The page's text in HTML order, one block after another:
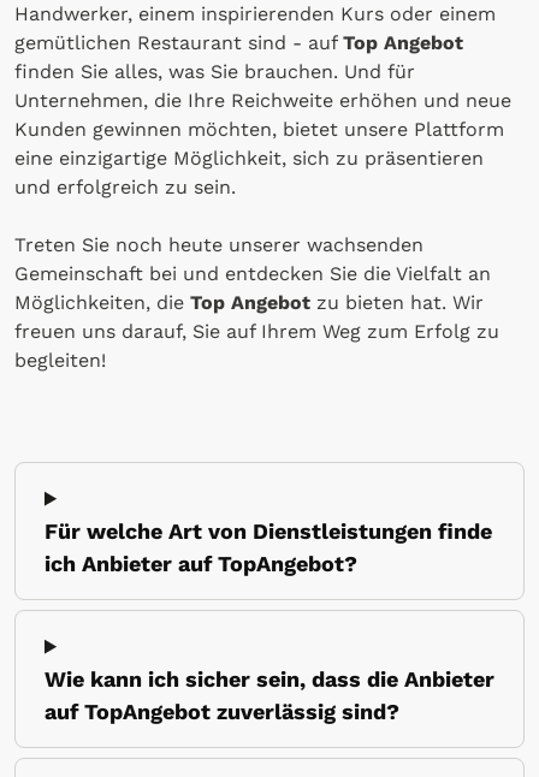
Handwerker, einem inspirierenden Kurs oder einem
gemütlichen Restaurant sind - auf Top Angebot
finden Sie alles, was Sie brauchen. Und für
Unternehmen, die Ihre Reichweite erhöhen und neue
Kunden gewinnen möchten, bietet unsere Plattform
eine einzigartige Möglichkeit, sich zu präsentieren
und erfolgreich zu sein.
Treten Sie noch heute unserer wachsenden
Gemeinschaft bei und entdecken Sie die Vielfalt an
Möglichkeiten, die Top Angebot zu bieten hat. Wir
freuen uns darauf, Sie auf Ihrem Weg zum Erfolg zu
begleiten!
Für welche Art von Dienstleistungen finde
ich Anbieter auf TopAngebot?
Wie kann ich sicher sein, dass die Anbieter
auf TopAngebot zuverlässig sind?